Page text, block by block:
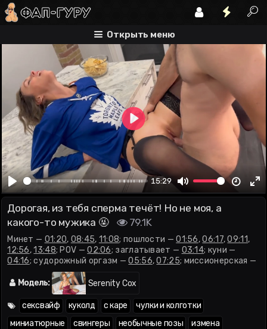
Открыть меню
минет
Play
00:00
15:29
Mute
Play
Дорогая, из тебя сперма течёт! Но не моя, а
какого-то мужика 🤬
79.1K
Минет — 01:20, 08:45, 11:08; пошлости —01:56,06:17,09:11,
12:56,13:48; POV —02:06; заглатывает — 03:14; куни —
04:16; судорожный оргазм —05:56,07:25; миссионерская —
; трахает на весу —
стоя —10:16; скачет на члене —
14:55; кремпай вытекает —
Модель: Serenity Cox
сексвайф куколд с каре
чулки и колготки
миниатюрные
свингеры необычные позы
измена